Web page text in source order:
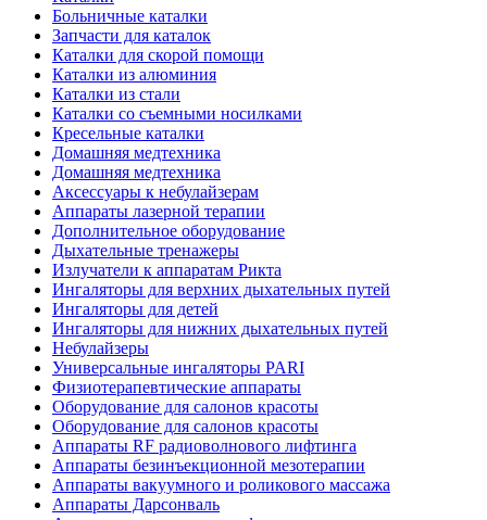
Больничные каталки
Запчасти для каталок
Каталки для скорой помощи
Каталки из алюминия
Каталки из стали
Каталки со съемными носилками
Кресельные каталки
Домашняя медтехника
Домашняя медтехника
Аксессуары к небулайзерам
Аппараты лазерной терапии
Дополнительное оборудование
Дыхательные тренажеры
Излучатели к аппаратам Рикта
Ингаляторы для верхних дыхательных путей
Ингаляторы для детей
Ингаляторы для нижних дыхательных путей
Небулайзеры
Универсальные ингаляторы PARI
Физиотерапевтические аппараты
Оборудование для салонов красоты
Оборудование для салонов красоты
Аппараты RF радиоволнового лифтинга
Аппараты безинъекционной мезотерапии
Аппараты вакуумного и роликового массажа
Аппараты Дарсонваль